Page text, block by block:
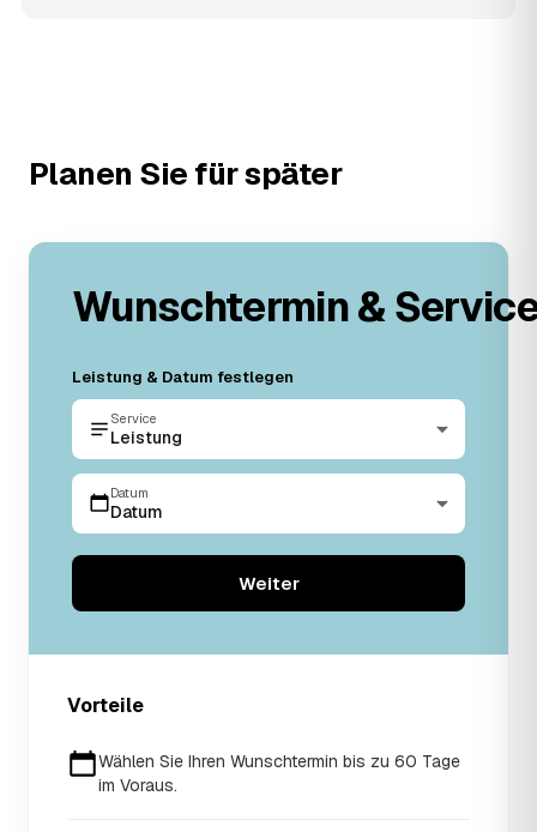
Planen Sie für später
Wunschtermin &
Leistung & Datum festlegen
Service
Leistung
Datum
Datum
Weiter
Vorteile
Wählen Sie Ihren Wunschtermin bis zu 60 Tage
im Voraus.